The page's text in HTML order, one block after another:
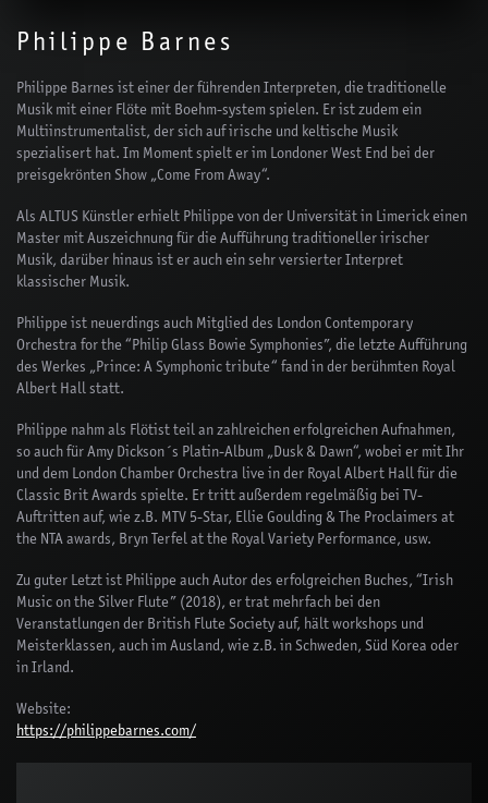
Philippe Barnes
Philippe Barnes ist einer der führenden Interpreten, die traditionelle
Musik mit einer Flöte mit Boehm-system spielen. Er ist zudem ein
Multiinstrumentalist, der sich auf irische und keltische Musik
spezialisert hat. Im Moment spielt er im Londoner West End bei der
preisgekrönten Show „Come From Away“.
Als ALTUS Künstler erhielt Philippe von der Universität in Limerick einen
Master mit Auszeichnung für die Aufführung traditioneller irischer
Musik, darüber hinaus ist er auch ein sehr versierter Interpret
klassischer Musik.
Philippe ist neuerdings auch Mitglied des London Contemporary
Orchestra for the “Philip Glass Bowie Symphonies”, die letzte Aufführung
des Werkes „Prince: A Symphonic tribute“ fand in der berühmten Royal
Albert Hall statt.
Philippe nahm als Flötist teil an zahlreichen erfolgreichen Aufnahmen,
so auch für Amy Dickson´s Platin-Album „Dusk & Dawn“, wobei er mit Ihr
und dem London Chamber Orchestra live in der Royal Albert Hall für die
Classic Brit Awards spielte. Er tritt außerdem regelmäßig bei TV-
Auftritten auf, wie z.B. MTV 5-Star, Ellie Goulding & The Proclaimers at
the NTA awards, Bryn Terfel at the Royal Variety Performance, usw.
Zu guter Letzt ist Philippe auch Autor des erfolgreichen Buches, “Irish
Music on the Silver Flute” (2018), er trat mehrfach bei den
Veranstatlungen der British Flute Society auf, hält workshops und
Meisterklassen, auch im Ausland, wie z.B. in Schweden, Süd Korea oder
in Irland.
Website:
https://philippebarnes.com/